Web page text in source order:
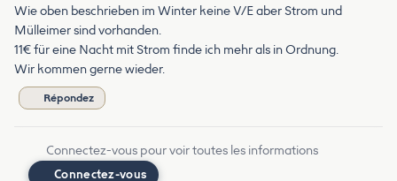
Wie oben beschrieben im Winter keine V/E aber Strom und
Mülleimer sind vorhanden.
11€ für eine Nacht mit Strom finde ich mehr als in Ordnung.
Wir kommen gerne wieder.
Répondez
Connectez-vous pour voir toutes les informations
Connectez-vous